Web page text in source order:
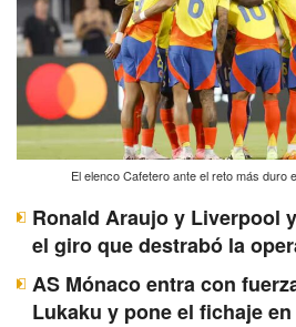
El elenco Cafetero ante el reto más duro
Ronald Araujo y Liverpool
el giro que destrabó la
AS Mónaco entra con
Lukaku y pone el fichaje